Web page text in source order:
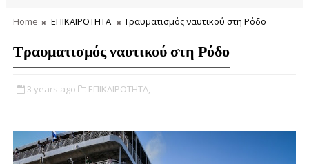
Home ΕΠΙΚΑΙΡΟΤΗΤΑ Τραυματισμός ναυτικού στη Ρόδο
Τραυματισμός ναυτικού στη Ρόδο
3 years ago ΕΠΙΚΑΙΡΟΤΗΤΑ,